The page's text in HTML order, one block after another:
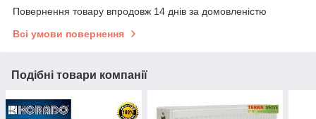
Повернення товару впродовж 14 днів за домовленістю
Всі умови повернення
Подібні товари компанії